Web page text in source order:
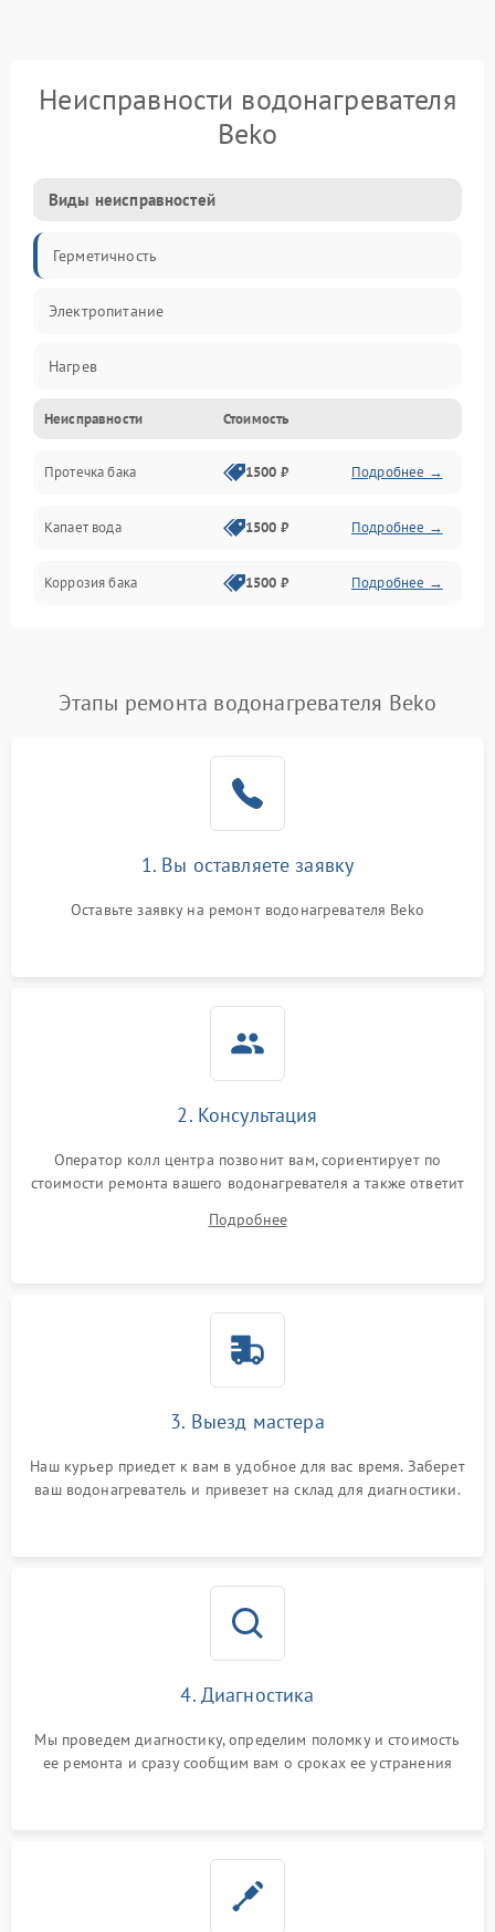
Неисправности водонагревателя
Beko
Виды неисправностей
Герметичность
Электропитание
Нагрев
Датчики
Механика
Неисправности Стоимость
Протечка бака 1500 ₽ Подробнее →
Капает вода 1500 ₽ Подробнее →
Коррозия бака 1500 ₽ Подробнее →
Этапы ремонта водонагревателя Beko
1. Вы оставляете заявку
Оставьте заявку на ремонт водонагревателя Beko
2. Консультация
Оператор колл центра позвонит вам, сориентирует по
стоимости ремонта вашего водонагревателя а также ответит
Подробнее
3. Выезд мастера
Наш курьер приедет к вам в удобное для вас время. Заберет
ваш водонагреватель и привезет на склад для диагностики.
4. Диагностика
Мы проведем диагностику, определим поломку и стоимость
ее ремонта и сразу сообщим вам о сроках ее устранения